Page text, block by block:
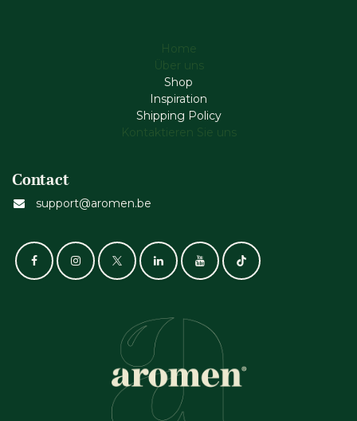
Home
Über uns
Shop
Inspiration
Shipping Policy
Kontaktieren Sie uns
Contact
support@aromen.be